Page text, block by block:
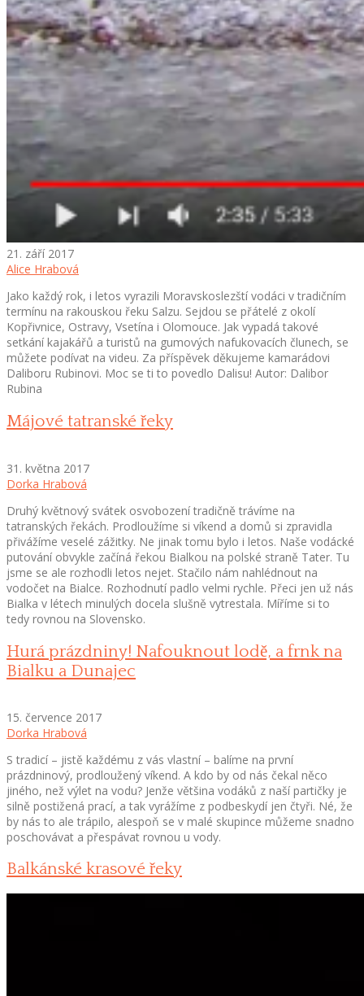
21. září 2017
Alice Hrabová
Jako každý rok, i letos vyrazili Moravskoslezští vodáci v tradičním
termínu na rakouskou řeku Salzu. Sejdou se přátelé z okolí
Kopřivnice, Ostravy, Vsetína i Olomouce. Jak vypadá takové
setkání kajakářů a turistů na gumových nafukovacích člunech, se
můžete podívat na videu. Za příspěvek děkujeme kamarádovi
Daliboru Rubinovi. Moc se ti to povedlo Dalisu! Autor: Dalibor
Rubina
Májové tatranské řeky
31. května 2017
Dorka Hrabová
Druhý květnový svátek osvobození tradičně trávíme na
tatranských řekách. Prodloužíme si víkend a domů si zpravidla
přivážíme veselé zážitky. Ne jinak tomu bylo i letos. Naše vodácké
putování obvykle začíná řekou Bialkou na polské straně Tater. Tu
jsme se ale rozhodli letos nejet. Stačilo nám nahlédnout na
vodočet na Bialce. Rozhodnutí padlo velmi rychle. Přeci jen už nás
Bialka v létech minulých docela slušně vytrestala. Míříme si to
tedy rovnou na Slovensko.
Hurá prázdniny! Nafouknout lodě, a frnk na
Bialku a Dunajec
15. července 2017
Dorka Hrabová
S tradicí – jistě každému z vás vlastní – balíme na první
prázdninový, prodloužený víkend. A kdo by od nás čekal něco
jiného, než výlet na vodu? Jenže většina vodáků z naší partičky je
silně postižená prací, a tak vyrážíme z podbeskydí jen čtyři. Né, že
by nás to ale trápilo, alespoň se v malé skupince můžeme snadno
poschovávat a přespávat rovnou u vody.
Balkánské krasové řeky